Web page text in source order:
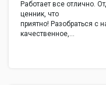
Работает все отлично.
ценник, что
приятно! Разобраться с
качественное,…